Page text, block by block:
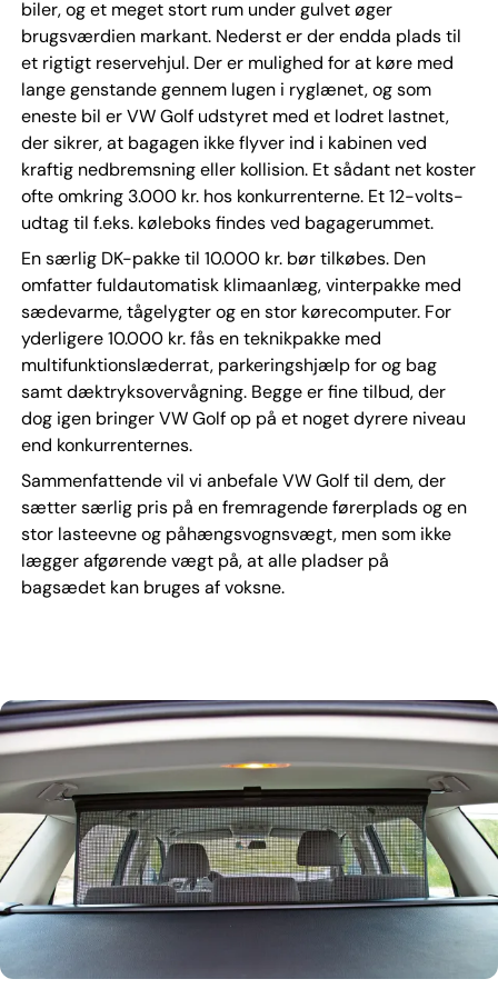
biler, og et meget stort rum under gulvet øger
brugsværdien markant. Nederst er der endda plads til
et rigtigt reservehjul. Der er mulighed for at køre med
lange genstande gennem lugen i ryglænet, og som
eneste bil er VW Golf udstyret med et lodret lastnet,
der sikrer, at bagagen ikke flyver ind i kabinen ved
kraftig nedbremsning eller kollision. Et sådant net koster
ofte omkring 3.000 kr. hos konkurrenterne. Et 12-volts-
udtag til f.eks. køleboks findes ved bagagerummet.
En særlig DK-pakke til 10.000 kr. bør tilkøbes. Den
omfatter fuldautomatisk klimaanlæg, vinterpakke med
sædevarme, tågelygter og en stor kørecomputer. For
yderligere 10.000 kr. fås en teknikpakke med
multifunktionslæderrat, parkeringshjælp for og bag
samt dæktryksovervågning. Begge er fine tilbud, der
dog igen bringer VW Golf op på et noget dyrere niveau
end konkurrenternes.
Sammenfattende vil vi anbefale VW Golf til dem, der
sætter særlig pris på en fremragende førerplads og en
stor lasteevne og påhængsvognsvægt, men som ikke
lægger afgørende vægt på, at alle pladser på
bagsædet kan bruges af voksne.